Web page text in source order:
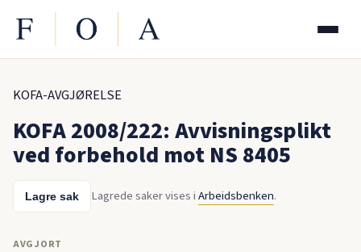
KOFA-AVGJØRELSE
KOFA 2008/222: Avvisningsplikt
ved forbehold mot NS 8405
Lagre sak Lagrede saker vises iArbeidsbenken.
AVGJORT